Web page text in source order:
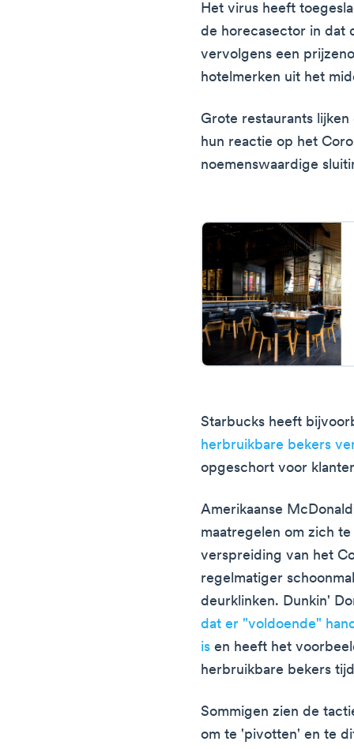
Het virus heeft
de horecasector in dat
vervolgens een
hotelmerken uit het
Grote restaurants
hun reactie op het
noemenswaardige
Starbucks heeft
herbruikbare bekers
opgeschort voor
Amerikaanse
maatregelen om zich
verspreiding van het
regelmatiger
deurklinken. Dunkin'
dat er "voldoende"
is en heeft het
herbruikbare bekers
Sommigen zien de
om te 'pivotten' en te